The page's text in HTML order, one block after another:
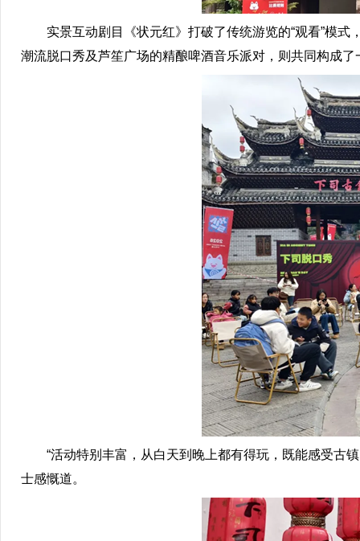
实景互动剧目《状元红》打破了传统游览的“观看”模式
潮流脱口秀及芦笙广场的精酿啤酒音乐派对，则共同构成
“活动特别丰富，从白天到晚上都有得玩，既能感受古镇
士感慨道。